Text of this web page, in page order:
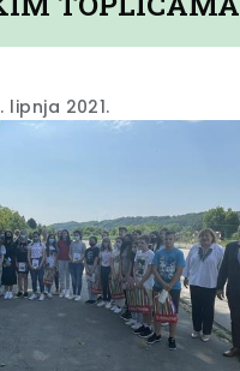
lipnja 2021.